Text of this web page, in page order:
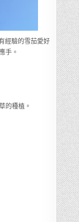
經驗的雪茄愛好
手。
的種植。